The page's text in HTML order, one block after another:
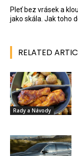
Pleť bez vrásek a
jako skála. Jak toho
RELATED
Rady a Návody